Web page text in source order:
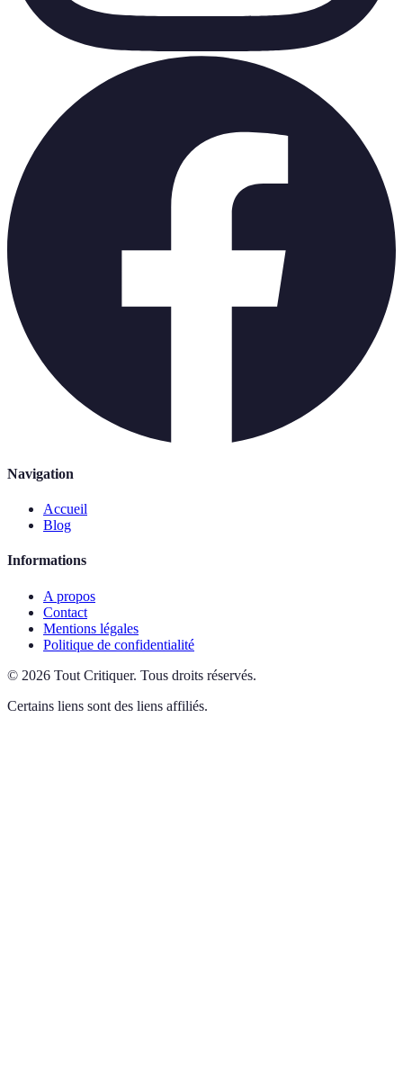
Navigation
Accueil
Blog
Informations
A propos
Contact
Mentions légales
Politique de confidentialité
© 2026 Tout Critiquer. Tous droits réservés.
Certains liens sont des liens affiliés.